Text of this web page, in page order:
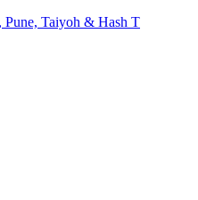
Pune, Taiyoh & Hash T